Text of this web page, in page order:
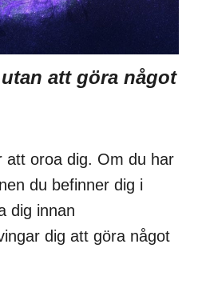
att göra något
att oroa dig. Om du har
du befinner dig i
dig innan
dig att göra något